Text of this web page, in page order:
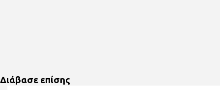
Διάβασε επίσης